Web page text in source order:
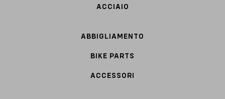
ACCIAIO
ABBIGLIAMENTO
BIKE PARTS
ACCESSORI